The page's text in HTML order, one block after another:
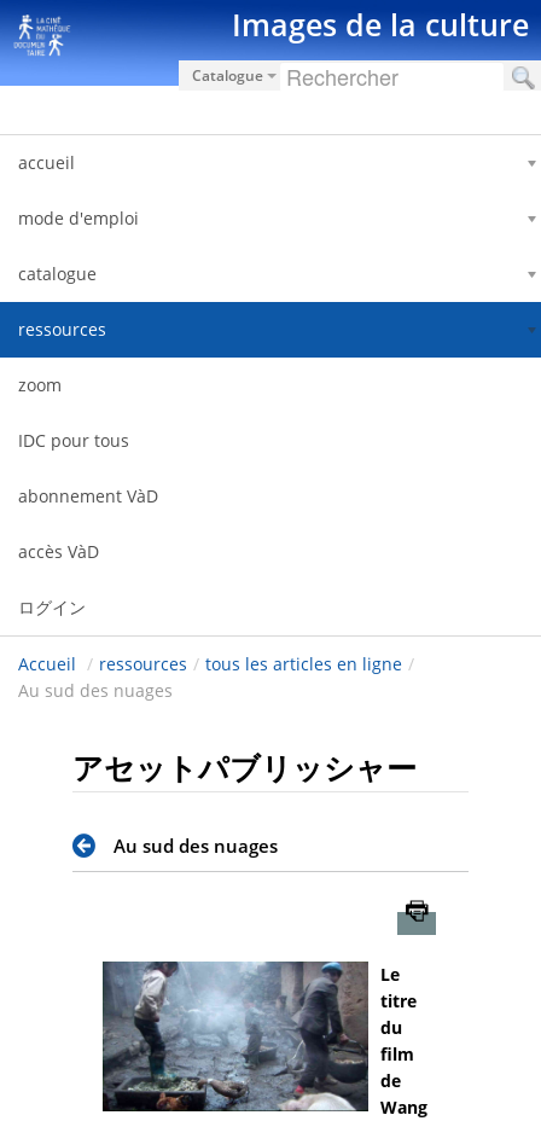
内容へスキップ Images de la culture
Catalogue
accueil
mode d'emploi
catalogue
ressources
zoom
IDC pour tous
abonnement VàD
accès VàD
ログイン
Accueil / ressources / tous les articles en ligne /
Au sud des nuages
アセットパブリッシャー
Au sud des nuages
Le
titre
du
film
de
Wang